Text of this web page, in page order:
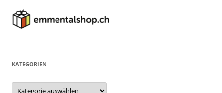
KATEGORIEN
Kategorien